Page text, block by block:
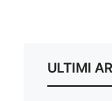
ULTIMI